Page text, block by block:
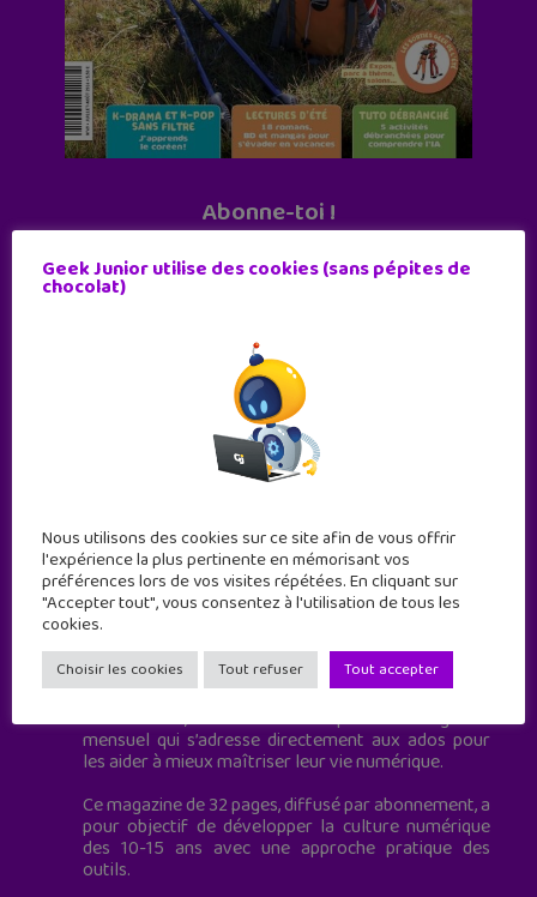
Abonne-toi !
Geek Junior est le premier site de culture numérique
à destination des adolescents.
Geek Junior, c’est aussi le premier magazine
mensuel qui s’adresse directement aux ados pour
les aider à mieux maîtriser leur vie numérique.
Ce magazine de 32 pages, diffusé par abonnement, a
pour objectif de développer la culture numérique
des 10-15 ans avec une approche pratique des
outils.
Geek Junior utilise des cookies (sans pépites de
chocolat)
Nous utilisons des cookies sur ce site afin de vous offrir
l'expérience la plus pertinente en mémorisant vos
préférences lors de vos visites répétées. En cliquant sur
"Accepter tout", vous consentez à l'utilisation de tous les
cookies.
Choisir les cookies Tout refuser Tout accepter